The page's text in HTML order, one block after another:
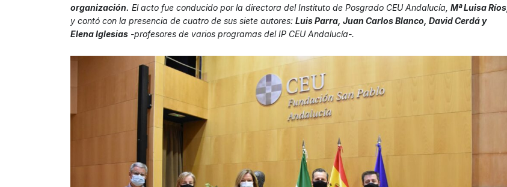
organización. El acto fue conducido por la directora del Instituto de Posgrado CEU Andalucía, Mª Luisa Ríos,
y contó con la presencia de cuatro de sus siete autores: Luis Parra, Juan Carlos Blanco, David Cerdá y
Elena Iglesias -profesores de varios programas del IP CEU Andalucía-.